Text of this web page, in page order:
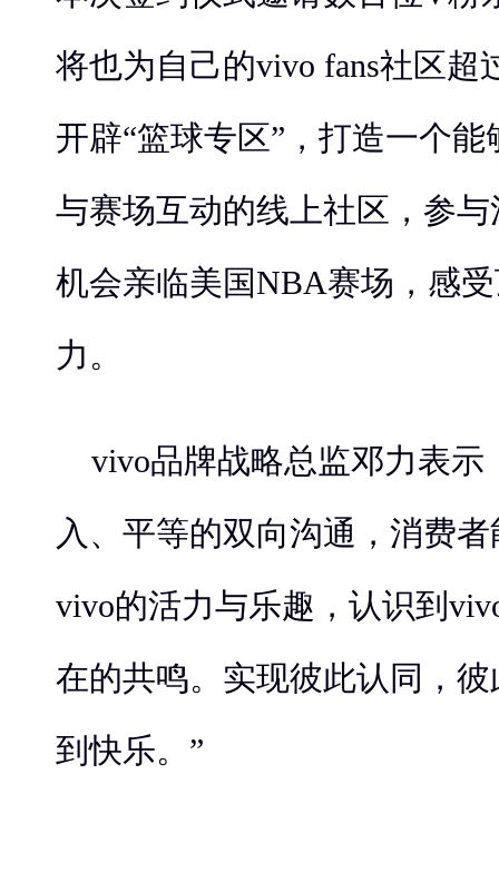
将也为自己的vivo fans社区超
开辟“篮球专区”，打造一个
与赛场互动的线上社区，参
机会亲临美国NBA赛场，感
力。
vivo品牌战略总监邓力表示
入、平等的双向沟通，消费
vivo的活力与乐趣，认识到
在的共鸣。实现彼此认同，
到快乐。”